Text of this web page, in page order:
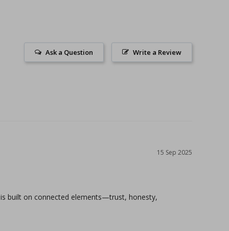
Write a Review
Ask a Question
15 Sep 2025
built on connected elements—trust, honesty,